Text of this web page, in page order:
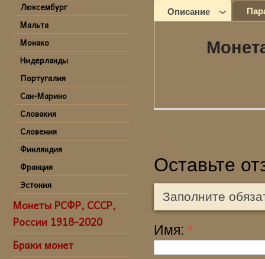
Люксембург
Мальта
Монако
Нидерланды
Португалия
Сан-Марино
Словакия
Словения
Финляндия
Франция
Эстония
Монеты РСФР, СССР,
России 1918-2020
Браки монет
Описание
Оставьте
Заполните
Имя: *